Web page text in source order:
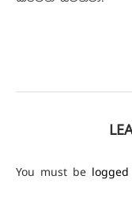
You must be